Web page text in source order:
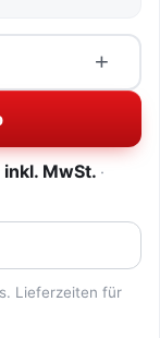
+
MwSt.
Lieferzeiten für